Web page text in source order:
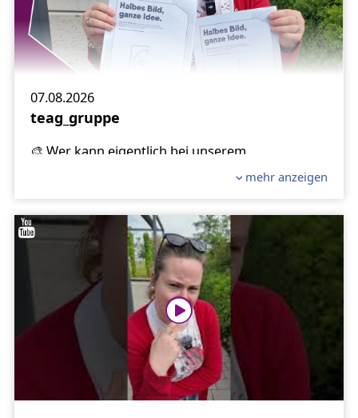
07.08.2026
teag_gruppe
🎨 Wer kann eigentlich bei unserem
daher hier eine kleine Klarstellung: Jeder kann
mitmachen!
So einfach funktioniert’s:
1️⃣ Vorlage herunterladen und ausdrucken
2️⃣ Ausmalen und kreativ verändern
3️⃣ Originalbild bis 14. August 2026 per Post an
uns senden
👉️ Alle Infos und die Vorlagen zum Download:
#Malwettbewerb #Sommerferien #Thüringen
mehr anzeigen